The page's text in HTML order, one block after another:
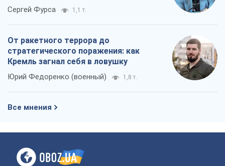
Сергей Фурса 1,1 т.
От ракетного террора до
стратегического поражения: как
Кремль загнал себя в ловушку
Юрий Федоренко (военный) 1,8 т.
Все мнения